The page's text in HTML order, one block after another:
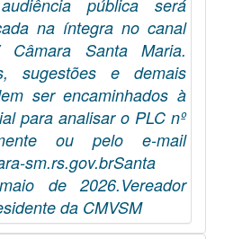
pública será
na íntegra no canal
Santa Maria.
sugestões e demais
ser encaminhados à
para analisar o PLC nº
ou pelo e-mail
sm.rs.gov.brSanta
de 2026.Vereador
da CMVSM